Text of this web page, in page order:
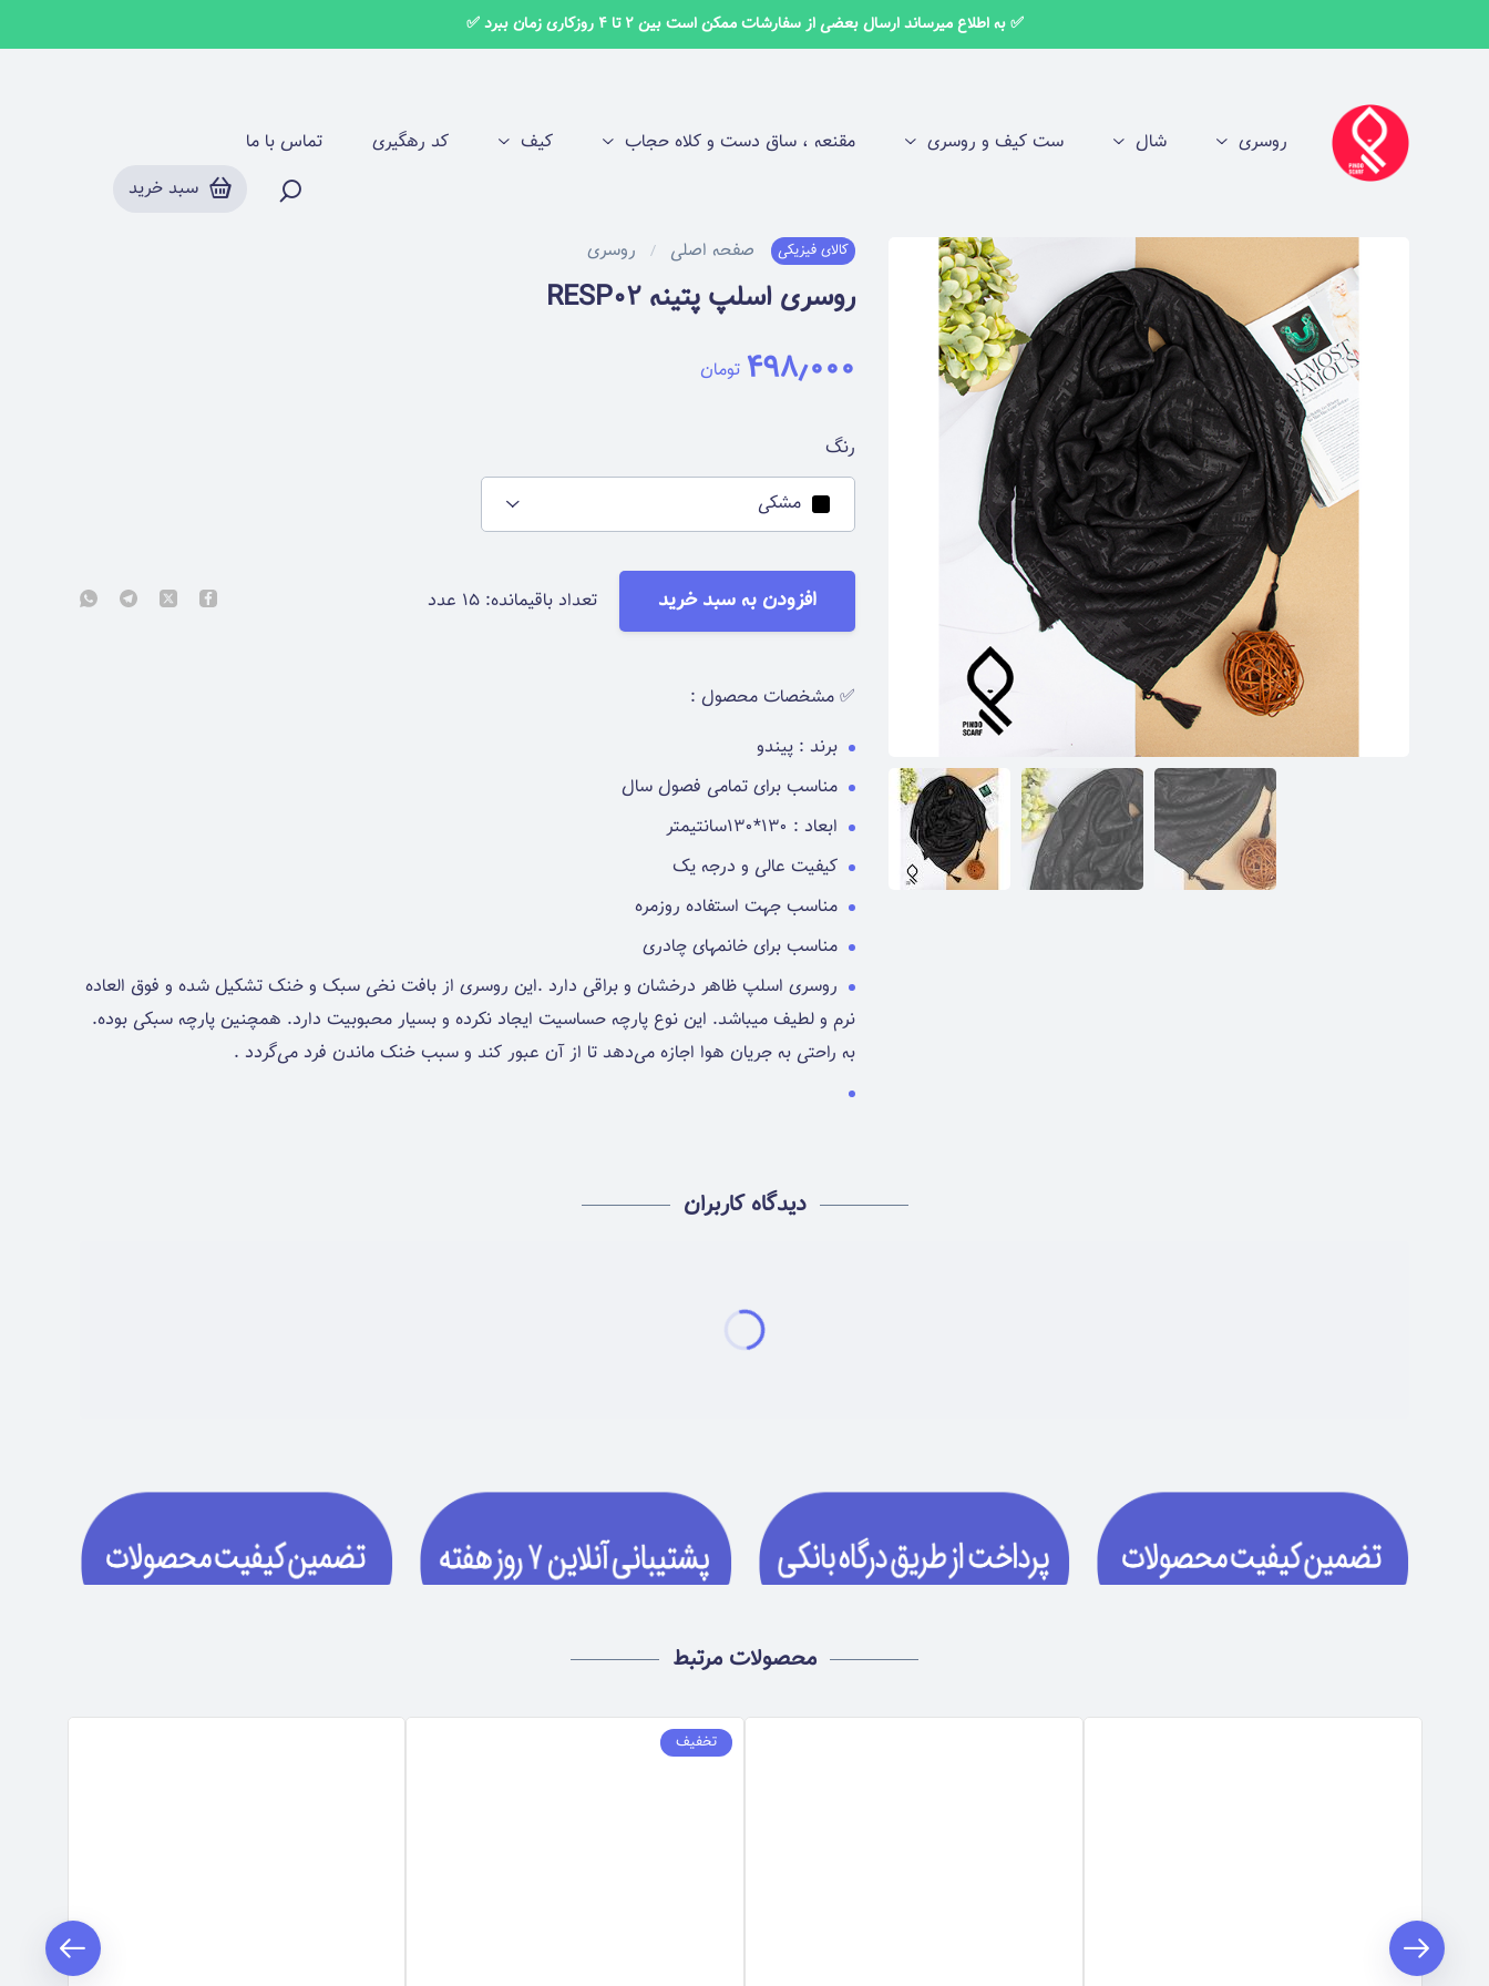
✅ به اطلاع میرساند ارسال بعضی از سفارشات ممکن است بین 2 تا 4 روزکاری زمان ببرد ✅
روسری شال ست کیف و روسری مقنعه ، ساق دست و کلاه حجاب کیف کد رهگیری
تماس با ما
سبد خرید
کالای فیزیکی صفحه اصلی روسری
روسری اسلپ پتینه RESP02
۴۹۸٫۰۰۰ تومان
رنگ
مشکی
افزودن به سبد خرید تعداد باقیمانده: ۱۵ عدد
✅ مشخصات محصول :
برند : پیندو
مناسب برای تمامی فصول سال
ابعاد : 130*130سانتیمتر
کیفیت عالی و درجه یک
مناسب جهت استفاده روزمره
مناسب برای خانمهای چادری
روسری اسلپ ظاهر درخشان و براقی دارد .این روسری از بافت نخی سبک و خنک تشکیل شده و فوق العاده
نرم و لطیف میباشد. این نوع پارچه حساسیت ایجاد نکرده و بسیار محبوبیت دارد. همچنین پارچه سبکی بوده.
به راحتی به جریان هوا اجازه می‌دهد تا از آن عبور کند و سبب خنک ماندن فرد می‌گردد .
دیدگاه کاربران
محصولات مرتبط
تخفیف